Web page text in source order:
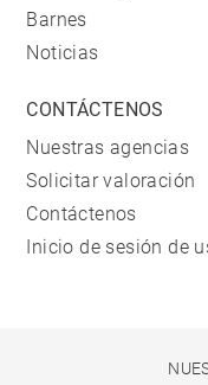
Barnes
Noticias
CONTÁCTENOS
Nuestras agencias
Solicitar valoración
Contáctenos
Inicio de sesión de